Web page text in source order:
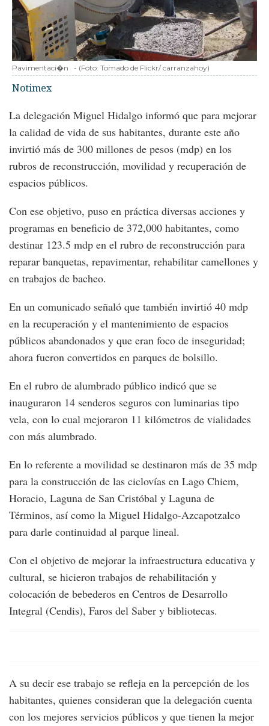
Pavimentaci�n - (Foto: Tomado de Flickr/ carranzahoy)
Notimex
La delegación Miguel Hidalgo informó que para mejorar
la calidad de vida de sus habitantes, durante este año
invirtió más de 300 millones de pesos (mdp) en los
rubros de reconstrucción, movilidad y recuperación de
espacios públicos.
Con ese objetivo, puso en práctica diversas acciones y
programas en beneficio de 372,000 habitantes, como
destinar 123.5 mdp en el rubro de reconstrucción para
reparar banquetas, repavimentar, rehabilitar camellones y
en trabajos de bacheo.
En un comunicado señaló que también invirtió 40 mdp
en la recuperación y el mantenimiento de espacios
públicos abandonados y que eran foco de inseguridad;
ahora fueron convertidos en parques de bolsillo.
En el rubro de alumbrado público indicó que se
inauguraron 14 senderos seguros con luminarias tipo
vela, con lo cual mejoraron 11 kilómetros de vialidades
con más alumbrado.
En lo referente a movilidad se destinaron más de 35 mdp
para la construcción de las ciclovías en Lago Chiem,
Horacio, Laguna de San Cristóbal y Laguna de
Términos, así como la Miguel Hidalgo-Azcapotzalco
para darle continuidad al parque lineal.
Con el objetivo de mejorar la infraestructura educativa y
cultural, se hicieron trabajos de rehabilitación y
colocación de bebederos en Centros de Desarrollo
Integral (Cendis), Faros del Saber y bibliotecas.
A su decir ese trabajo se refleja en la percepción de los
habitantes, quienes consideran que la delegación cuenta
con los mejores servicios públicos y que tienen la mejor